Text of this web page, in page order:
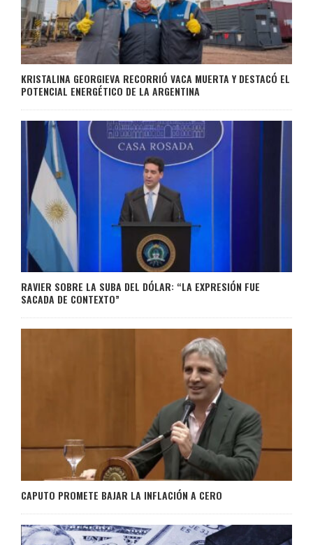
KRISTALINA GEORGIEVA RECORRIÓ VACA MUERTA Y DESTACÓ EL
POTENCIAL ENERGÉTICO DE LA ARGENTINA
RAVIER SOBRE LA SUBA DEL DÓLAR: “LA EXPRESIÓN FUE
SACADA DE CONTEXTO”
CAPUTO PROMETE BAJAR LA INFLACIÓN A CERO